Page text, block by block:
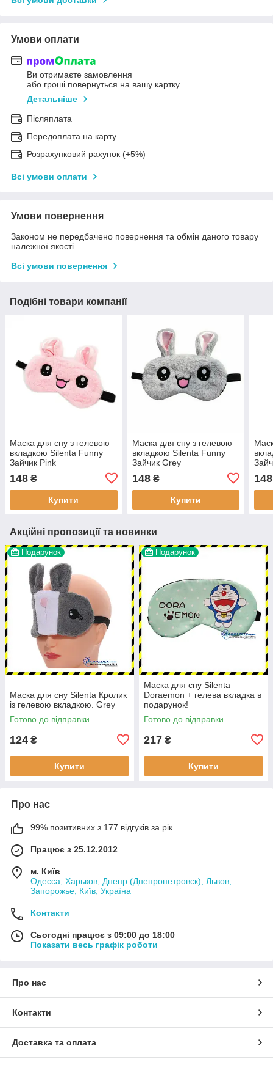
Умови оплати
Ви отримаєте замовлення
або гроші повернуться на вашу картку
Детальніше
Післяплата
Передоплата на карту
Розрахунковий рахунок (+5%)
Всі умови оплати
Умови повернення
Законом не передбачено повернення та обмін даного товару
належної якості
Всі умови повернення
Подібні товари компанії
Маска для сну з гелевою
вкладкою Silenta Funny
Зайчик Pink
148 ₴
Купити
Маска для сну з гелевою
вкладкою Silenta Funny
Зайчик Grey
148₴
Купити
148
Акційні пропозиції та новинки
Подарунок
Маска для сну Silenta Кролик
із гелевою вкладкою. Grey
Готово до відправки
124 ₴
Купити
Подарунок
Маска для сну Silenta
Doraemon + гелева вкладка в
подарунок!
Готово до відправки
217 ₴
Купити
Про нас
99% позитивних з 177 відгуків за рік
Працює з 25.12.2012
м. Київ
Одесса, Харьков, Днепр (Днепропетровск), Львов,
Запорожье, Київ, Україна
Контакти
Сьогодні працює з 09:00 до 18:00
Показати весь графік роботи
Про нас
Контакти
Доставка та оплата